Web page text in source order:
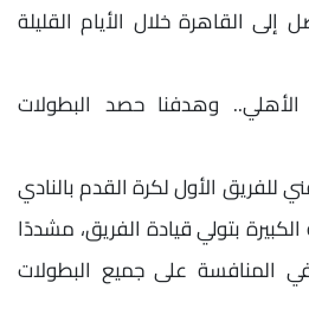
القاهرة خلال الأيام القليلة
وهدفنا حصد البطولات
للفريق الأول لكرة القدم بالنادي
بتولي قيادة الفريق، مشددًا
المنافسة على جميع البطولات